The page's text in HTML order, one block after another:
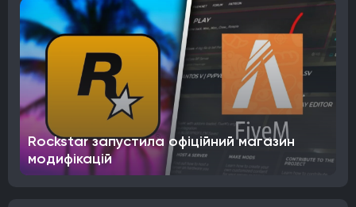
Rockstar запустила офіційний магазин
модифікацій